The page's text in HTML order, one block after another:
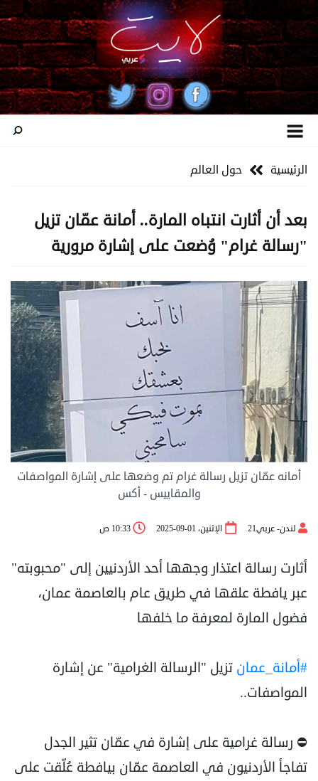
الرئيسية حول العالم
بعد أن أثارت انتباه المارة.. أمانة عمّان تزيل
"رسالة غرام" وُضعت على إشارة مرورية
أمانه عمّان تزيل رسالة غرام تم وضعها على إشارة المواصفات
والمقاييس - أكس
لندن- عربي21 الإثنين، 01-09-2025 10:33 ص
أثارت رسالة اعتذار وجهها أحد الأردنيين إلى "محبوبته"
عبر يافطة علقها في طريق عام بالعاصمة عمان،
فضول المارة لمعرفة ما خلفها
#أمانة_عمان تزيل "الرسالة الغرامية" عن إشارة
المواصفات..
⛔ رسالة غرامية على إشارة في عمّان تثير الجدل
تفاجأ الأردنيون في العاصمة عمّان بيافطة عُلّقت على